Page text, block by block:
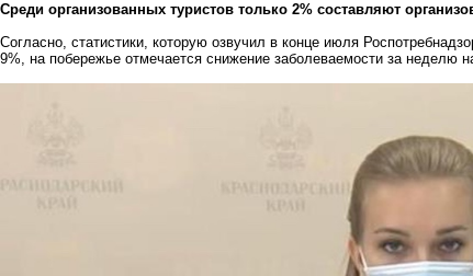
Среди организованных туристов только 2% составляют
Согласно, статистики, которую озвучил в конце июля
9%, на побережье отмечается снижение заболеваемости за неделю